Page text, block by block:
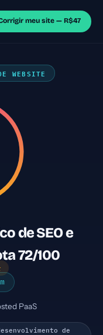
/Sites WordPress /
meu site — R$47
WEBSITE
de SEO e
72/100
PaaS
de